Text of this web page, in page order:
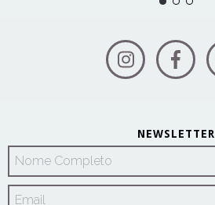
NEWSLETTER